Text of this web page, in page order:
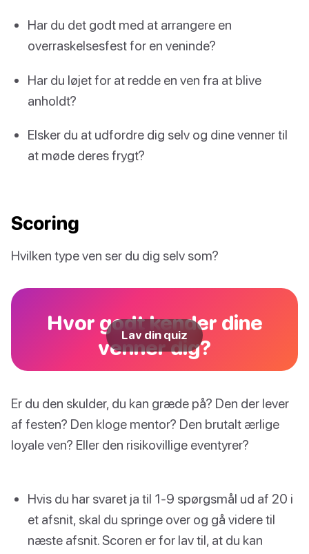
Har du det godt med at arrangere en
overraskelsesfest for en veninde?
Har du løjet for at redde en ven fra at blive
anholdt?
Elsker du at udfordre dig selv og dine venner til
at møde deres frygt?
Scoring
Hvilken type ven ser du dig selv som?
Hvor godt kender dine
venner dig?
Lav din quiz
Er du den skulder, du kan græde på? Den der lever
af festen? Den kloge mentor? Den brutalt ærlige
loyale ven? Eller den risikovillige eventyrer?
Hvis du har svaret ja til 1-9 spørgsmål ud af 20 i
et afsnit, skal du springe over og gå videre til
næste afsnit. Scoren er for lav til, at du kan